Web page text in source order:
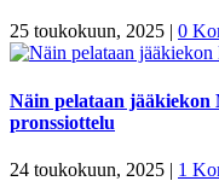
25 toukokuun, 2025 0
Näin pelataan jääkiekon
pronssiottelu
24 toukokuun, 2025 | 1